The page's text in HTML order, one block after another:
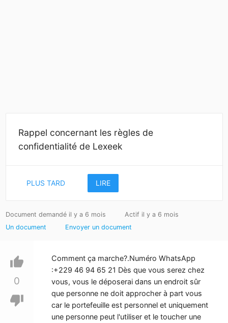
Rappel concernant les règles de
confidentialité de Lexeek
PLUS TARD LIRE
Document demandé il y a 6 mois
Actif il y a 6 mois
Un document
Envoyer un document
thumb_up
0
thumb_down
Comment ça marche?.Numéro WhatsApp
:+229 46 94 65 21 Dès que vous serez chez
vous, vous le déposerai dans un endroit sûr
que personne ne doit approcher à part vous
car le portefeuille est personnel et uniquement
une personne peut l'utiliser et le toucher une